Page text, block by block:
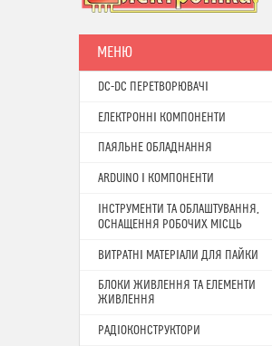
DC-DC ПЕРЕТВОРЮВАЧІ
ЕЛЕКТРОННІ КОМПОНЕНТИ
ПАЯЛЬНЕ ОБЛАДНАННЯ
ARDUINO І КОМПОНЕНТИ
ІНСТРУМЕНТИ ТА ОБЛАШТУВАННЯ,
ОСНАЩЕННЯ РОБОЧИХ МІСЦЬ
ВИТРАТНІ МАТЕРІАЛИ ДЛЯ ПАЙКИ
БЛОКИ ЖИВЛЕННЯ ТА ЕЛЕМЕНТИ
ЖИВЛЕННЯ
РАДІОКОНСТРУКТОРИ